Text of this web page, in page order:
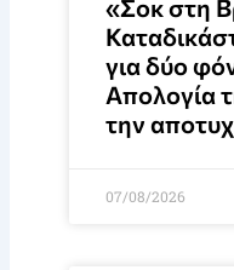
«Σοκ στη
για δύο
Απολογία
την
07/08/2026